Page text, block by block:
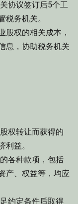
协议签订后5个工
务机关。
股权的相关成本，
息，协助税务机关
权转让而获得的
益。
各种款项，包括
产、权益等，均应
约定条件后取得